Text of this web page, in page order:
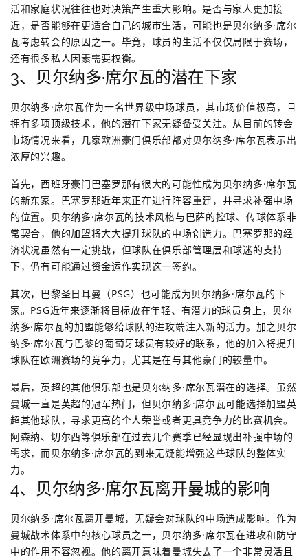
活和家庭状况往往也对决策产生重大影响。是否与家人更加接
近，是否能够在更适合自己的城市生活，可能也是贝尔纳多·席尔
瓦考虑转会的原因之一。毕竟，球员的生活不仅仅局限于赛场，
还有很多私人因素需要权衡。
3、贝尔纳多·席尔瓦的潜在下家
贝尔纳多·席尔瓦作为一名世界级中场球员，其市场价值极高，且
拥有多项顶级技术，他的潜在下家无疑备受关注。从目前的转会
市场情况来看，几家欧洲豪门俱乐部都对贝尔纳多·席尔瓦表示出
浓厚的兴趣。
首先，西班牙豪门巴塞罗那有很大的可能性成为贝尔纳多·席尔瓦
的新东家。巴塞罗那近年来正在进行阵容重建，并寻求补强中场
的位置。贝尔纳多·席尔瓦的技术风格与巴萨的控球、传球体系非
常契合，他的加盟将大大提升球队的中场创造力。巴塞罗那的经
济状况虽然有一定挑战，但球队在俱乐部管理层和球迷的支持
下，仍有可能通过资金运作实现这一签约。
其次，巴黎圣日耳曼（PSG）也可能成为贝尔纳多·席尔瓦的下
家。PSG近年来逐渐将目标放在年轻、有潜力的球员身上，贝尔
纳多·席尔瓦的加盟能够给球队的进攻端注入新的活力。加之贝尔
纳多·席尔瓦与巴黎的葡萄牙球员有较好的联系，他的加入将提升
球队在欧洲赛场的竞争力，尤其是在与其他豪门的较量中。
最后，英超的其他俱乐部也是贝尔纳多·席尔瓦潜在的选择。虽然
曼城一直是英超的冠军热门，但贝尔纳多·席尔瓦可能选择加盟英
超其他球队，寻求更高的个人荣誉或者更具竞争力的比赛机会。
阿森纳、切尔西等俱乐部在过去几个赛季已经显现出补强中场的
需求，而贝尔纳多·席尔瓦的到来无疑能增强这些球队的整体实
力。
4、贝尔纳多·席尔瓦离开曼城的影响
贝尔纳多·席尔瓦离开曼城，无疑会对球队的中场造成影响。作为
曼城战术体系中的核心球员之一，贝尔纳多·席尔瓦在进攻和防守
中的作用不容忽视。他的离开意味着曼城失去了一个非常灵活且